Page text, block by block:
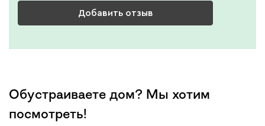
Добавить отзыв
Обустраиваете дом? Мы хотим
посмотреть!